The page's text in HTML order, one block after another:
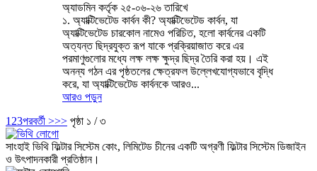
অ্যাডমিন কর্তৃক ২৫-০৬-২৬ তারিখে
১. অ্যাক্টিভেটেড কার্বন কী? অ্যাক্টিভেটেড কার্বন, যা
অ্যাক্টিভেটেড চারকোল নামেও পরিচিত, হলো কার্বনের একটি
অত্যন্ত ছিদ্রযুক্ত রূপ যাকে প্রক্রিয়াজাত করে এর
পরমাণুগুলোর মধ্যে লক্ষ লক্ষ ক্ষুদ্র ছিদ্র তৈরি করা হয়। এই
অনন্য গঠন এর পৃষ্ঠতলের ক্ষেত্রফল উল্লেখযোগ্যভাবে বৃদ্ধি
করে, যা অ্যাক্টিভেটেড কার্বনকে আরও...
আরও পড়ুন
1 23পরবর্তী >>> পৃষ্ঠা ১ / ৩
সাংহাই ভিথি ফিল্টার সিস্টেম কোং, লিমিটেড চীনের একটি অগ্রণী ফিল্টার সিস্টেম ডিজাইন
ও উৎপাদনকারী প্রতিষ্ঠান।